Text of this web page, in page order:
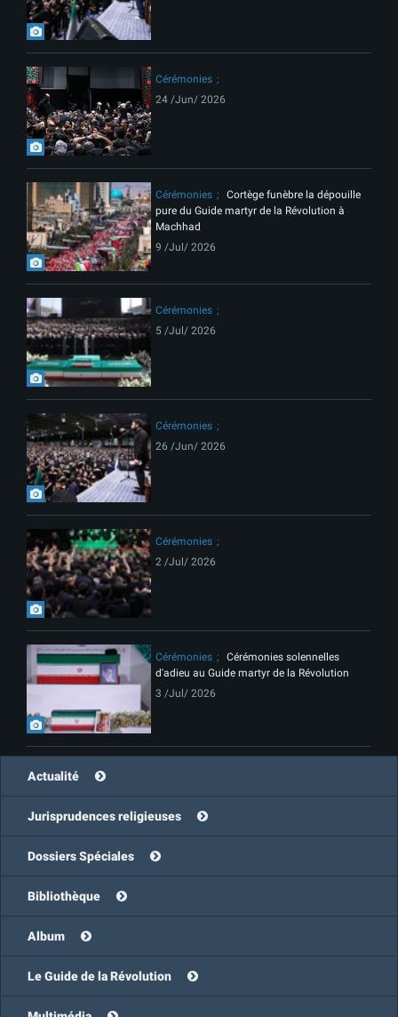
Cérémonies
24 /Jun/ 2026
Cérémonies
Cortège funèbre la dépouille
pure du Guide martyr de la Révolution à
Machhad
9 /Jul/ 2026
Cérémonies
5 /Jul/ 2026
Cérémonies
26 /Jun/ 2026
Cérémonies
2 /Jul/ 2026
Cérémonies
Cérémonies solennelles
d'adieu au Guide martyr de la Révolution
3 /Jul/ 2026
Actualité
Jurisprudences religieuses
Dossiers Spéciales
Bibliothèque
Album
Le Guide de la Révolution